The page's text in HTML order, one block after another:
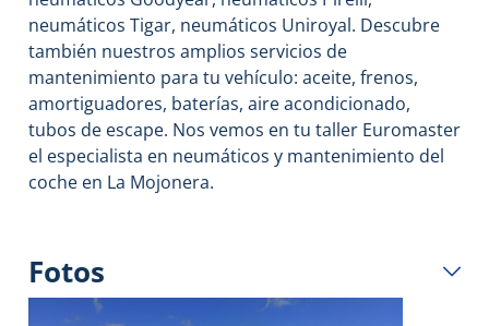
neumáticos Tigar, neumáticos Uniroyal. Descubre
también nuestros amplios servicios de
mantenimiento para tu vehículo: aceite, frenos,
amortiguadores, baterías, aire acondicionado,
tubos de escape. Nos vemos en tu taller Euromaster
el especialista en neumáticos y mantenimiento del
coche en La Mojonera.
Fotos